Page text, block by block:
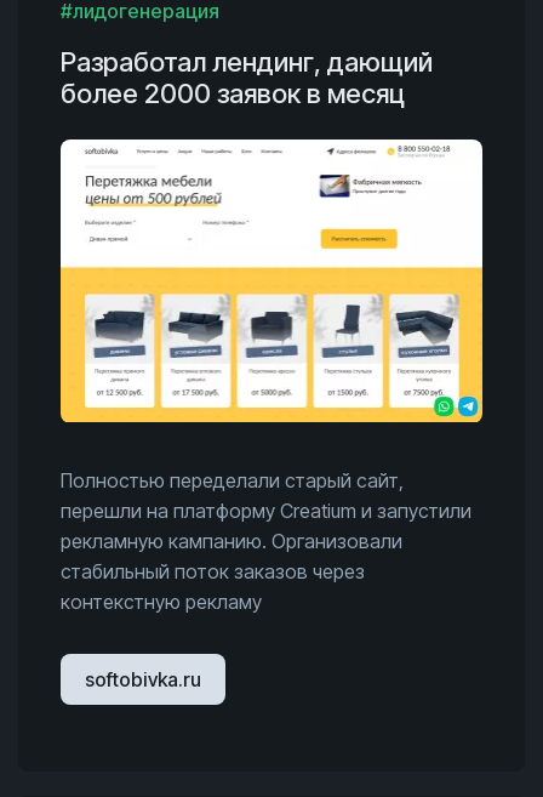
#лидогенерация
Разработал лендинг, дающий
более 2000 заявок в месяц
Полностью переделали старый сайт,
перешли на платформу Creatium и запустили
рекламную кампанию. Организовали
стабильный поток заказов через
контекстную рекламу
softobivka.ru